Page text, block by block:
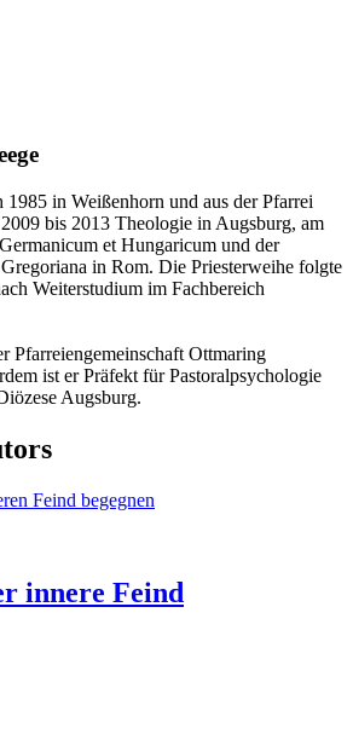
1985 in Weißenhorn und aus der Pfarrei
bis 2013 Theologie in Augsburg, am
et Hungaricum und der
in Rom. Die Priesterweihe folgte
Weiterstudium im Fachbereich
Pfarreiengemeinschaft Ottmaring
ist er Präfekt für Pastoralpsychologie
Augsburg.
innere Feind